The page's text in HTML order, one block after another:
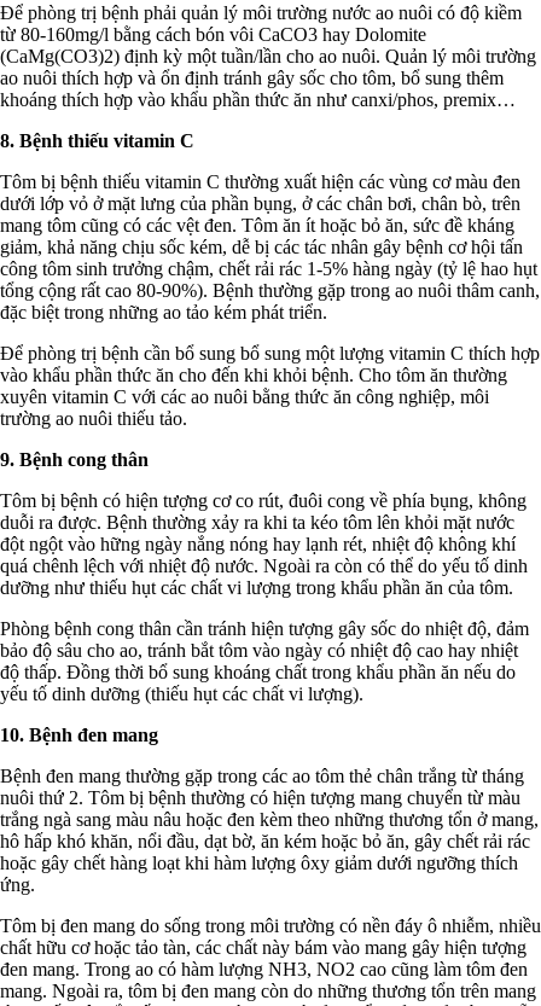
Để phòng trị bệnh phải quản lý môi trường nước ao nuôi có độ kiềm
từ 80-160mg/l bằng cách bón vôi CaCO3 hay Dolomite
(CaMg(CO3)2) định kỳ một tuần/lần cho ao nuôi. Quản lý môi trường
ao nuôi thích hợp và ổn định tránh gây sốc cho tôm, bổ sung thêm
khoáng thích hợp vào khẩu phần thức ăn như canxi/phos, premix…
8. Bệnh thiếu vitamin C
Tôm bị bệnh thiếu vitamin C thường xuất hiện các vùng cơ màu đen
dưới lớp vỏ ở mặt lưng của phần bụng, ở các chân bơi, chân bò, trên
mang tôm cũng có các vệt đen. Tôm ăn ít hoặc bỏ ăn, sức đề kháng
giảm, khả năng chịu sốc kém, dễ bị các tác nhân gây bệnh cơ hội tấn
công tôm sinh trưởng chậm, chết rải rác 1-5% hàng ngày (tỷ lệ hao hụt
tổng cộng rất cao 80-90%). Bệnh thường gặp trong ao nuôi thâm canh,
đặc biệt trong những ao tảo kém phát triển.
Để phòng trị bệnh cần bổ sung bổ sung một lượng vitamin C thích hợp
vào khẩu phần thức ăn cho đến khi khỏi bệnh. Cho tôm ăn thường
xuyên vitamin C với các ao nuôi bằng thức ăn công nghiệp, môi
trường ao nuôi thiếu tảo.
9. Bệnh cong thân
Tôm bị bệnh có hiện tượng cơ co rút, đuôi cong về phía bụng, không
duỗi ra được. Bệnh thường xảy ra khi ta kéo tôm lên khỏi mặt nước
đột ngột vào hững ngày nắng nóng hay lạnh rét, nhiệt độ không khí
quá chênh lệch với nhiệt độ nước. Ngoài ra còn có thể do yếu tố dinh
dưỡng như thiếu hụt các chất vi lượng trong khẩu phần ăn của tôm.
Phòng bệnh cong thân cần tránh hiện tượng gây sốc do nhiệt độ, đảm
bảo độ sâu cho ao, tránh bắt tôm vào ngày có nhiệt độ cao hay nhiệt
độ thấp. Đồng thời bổ sung khoáng chất trong khẩu phần ăn nếu do
yếu tố dinh dưỡng (thiếu hụt các chất vi lượng).
10. Bệnh đen mang
Bệnh đen mang thường gặp trong các ao tôm thẻ chân trắng từ tháng
nuôi thứ 2. Tôm bị bệnh thường có hiện tượng mang chuyển từ màu
trắng ngà sang màu nâu hoặc đen kèm theo những thương tổn ở mang,
hô hấp khó khăn, nổi đầu, dạt bờ, ăn kém hoặc bỏ ăn, gây chết rải rác
hoặc gây chết hàng loạt khi hàm lượng ôxy giảm dưới ngưỡng thích
ứng.
Tôm bị đen mang do sống trong môi trường có nền đáy ô nhiễm, nhiều
chất hữu cơ hoặc tảo tàn, các chất này bám vào mang gây hiện tượng
đen mang. Trong ao có hàm lượng NH3, NO2 cao cũng làm tôm đen
mang. Ngoài ra, tôm bị đen mang còn do những thương tổn trên mang